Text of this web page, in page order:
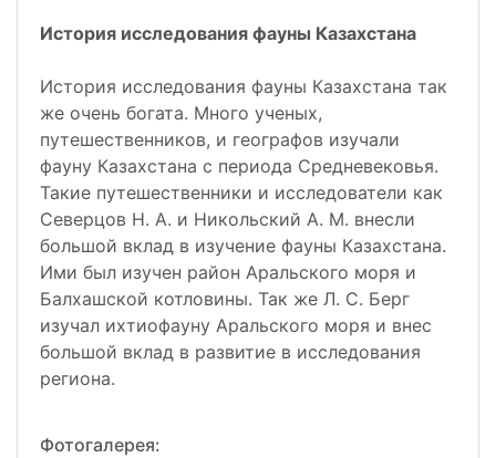
История исследования фауны Казахстана
История исследования фауны Казахстана так
же очень богата. Много ученых,
путешественников, и географов изучали
фауну Казахстана с периода Средневековья.
Такие путешественники и исследователи как
Северцов Н. А. и Никольский А. М. внесли
большой вклад в изучение фауны Казахстана.
Ими был изучен район Аральского моря и
Балхашской котловины. Так же Л. С. Берг
изучал ихтиофауну Аральского моря и внес
большой вклад в развитие в исследования
региона.
Фотогалерея: